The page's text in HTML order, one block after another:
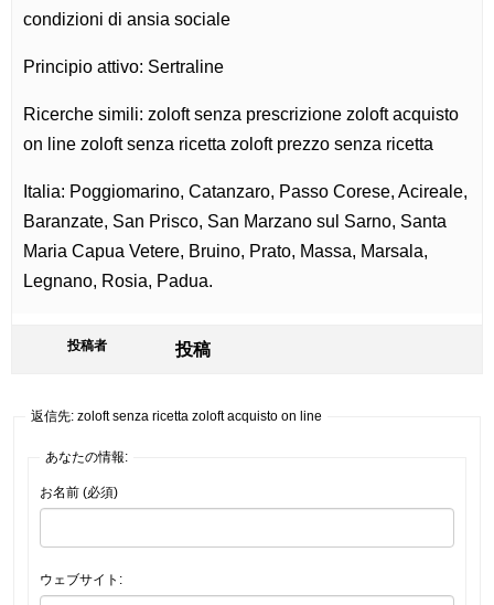
condizioni di ansia sociale
Principio attivo: Sertraline
Ricerche simili: zoloft senza prescrizione zoloft acquisto
on line zoloft senza ricetta zoloft prezzo senza ricetta
Italia: Poggiomarino, Catanzaro, Passo Corese, Acireale,
Baranzate, San Prisco, San Marzano sul Sarno, Santa
Maria Capua Vetere, Bruino, Prato, Massa, Marsala,
Legnano, Rosia, Padua.
投稿者 投稿
返信先: zoloft senza ricetta zoloft acquisto on line
あなたの情報:
お名前 (必須)
ウェブサイト: